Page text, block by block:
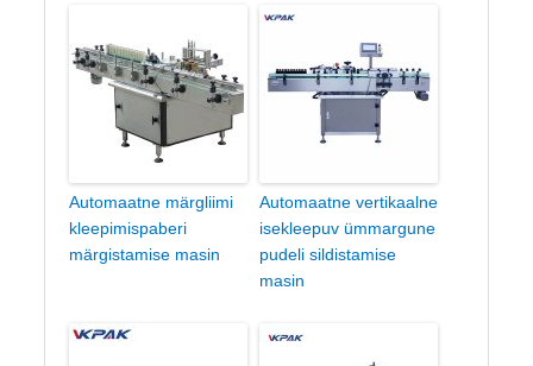
Automaatne märgliimi
kleepimispaberi
märgistamise masin
Automaatne vertikaalne
isekleepuv ümmargune
pudeli sildistamise
masin